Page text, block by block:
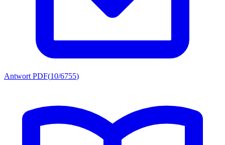
Antwort PDF(10/6755)